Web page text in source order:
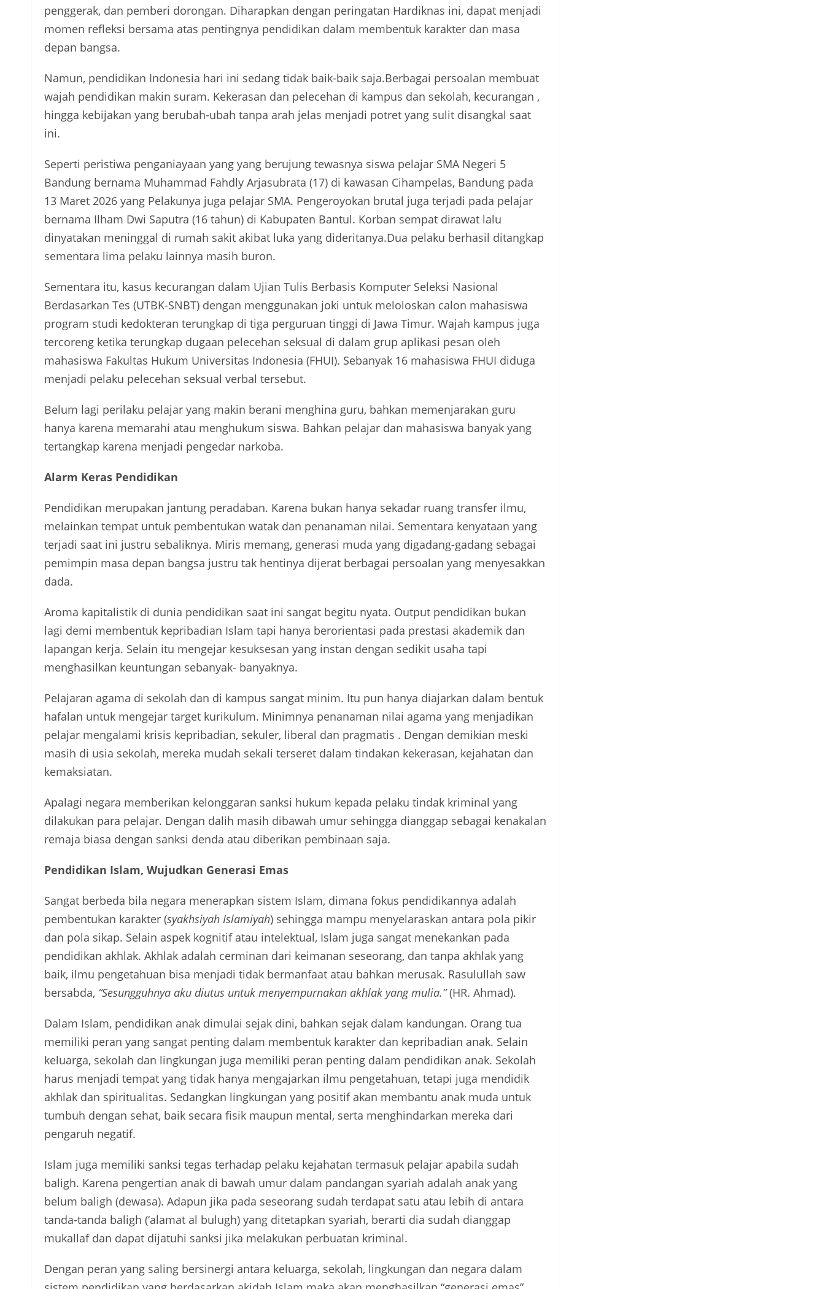
penggerak, dan pemberi dorongan. Diharapkan dengan peringatan Hardiknas ini, dapat menjadi
momen refleksi bersama atas pentingnya pendidikan dalam membentuk karakter dan masa
depan bangsa.
Namun, pendidikan Indonesia hari ini sedang tidak baik-baik saja.Berbagai persoalan membuat
wajah pendidikan makin suram. Kekerasan dan pelecehan di kampus dan sekolah, kecurangan ,
hingga kebijakan yang berubah-ubah tanpa arah jelas menjadi potret yang sulit disangkal saat
ini.
Seperti peristiwa penganiayaan yang yang berujung tewasnya siswa pelajar SMA Negeri 5
Bandung bernama Muhammad Fahdly Arjasubrata (17) di kawasan Cihampelas, Bandung pada
13 Maret 2026 yang Pelakunya juga pelajar SMA. Pengeroyokan brutal juga terjadi pada pelajar
bernama Ilham Dwi Saputra (16 tahun) di Kabupaten Bantul. Korban sempat dirawat lalu
dinyatakan meninggal di rumah sakit akibat luka yang dideritanya.Dua pelaku berhasil ditangkap
sementara lima pelaku lainnya masih buron.
Sementara itu, kasus kecurangan dalam Ujian Tulis Berbasis Komputer Seleksi Nasional
Berdasarkan Tes (UTBK-SNBT) dengan menggunakan joki untuk meloloskan calon mahasiswa
program studi kedokteran terungkap di tiga perguruan tinggi di Jawa Timur. Wajah kampus juga
tercoreng ketika terungkap dugaan pelecehan seksual di dalam grup aplikasi pesan oleh
mahasiswa Fakultas Hukum Universitas Indonesia (FHUI). Sebanyak 16 mahasiswa FHUI diduga
menjadi pelaku pelecehan seksual verbal tersebut.
Belum lagi perilaku pelajar yang makin berani menghina guru, bahkan memenjarakan guru
hanya karena memarahi atau menghukum siswa. Bahkan pelajar dan mahasiswa banyak yang
tertangkap karena menjadi pengedar narkoba.
Alarm Keras Pendidikan
Pendidikan merupakan jantung peradaban. Karena bukan hanya sekadar ruang transfer ilmu,
melainkan tempat untuk pembentukan watak dan penanaman nilai. Sementara kenyataan yang
terjadi saat ini justru sebaliknya. Miris memang, generasi muda yang digadang-gadang sebagai
pemimpin masa depan bangsa justru tak hentinya dijerat berbagai persoalan yang menyesakkan
dada.
Aroma kapitalistik di dunia pendidikan saat ini sangat begitu nyata. Output pendidikan bukan
lagi demi membentuk kepribadian Islam tapi hanya berorientasi pada prestasi akademik dan
lapangan kerja. Selain itu mengejar kesuksesan yang instan dengan sedikit usaha tapi
menghasilkan keuntungan sebanyak- banyaknya.
Pelajaran agama di sekolah dan di kampus sangat minim. Itu pun hanya diajarkan dalam bentuk
hafalan untuk mengejar target kurikulum. Minimnya penanaman nilai agama yang menjadikan
pelajar mengalami krisis kepribadian, sekuler, liberal dan pragmatis . Dengan demikian meski
masih di usia sekolah, mereka mudah sekali terseret dalam tindakan kekerasan, kejahatan dan
kemaksiatan.
Apalagi negara memberikan kelonggaran sanksi hukum kepada pelaku tindak kriminal yang
dilakukan para pelajar. Dengan dalih masih dibawah umur sehingga dianggap sebagai kenakalan
remaja biasa dengan sanksi denda atau diberikan pembinaan saja.
Pendidikan Islam, Wujudkan Generasi Emas
Sangat berbeda bila negara menerapkan sistem Islam, dimana fokus pendidikannya adalah
pembentukan karakter (syakhsiyah Islamiyah) sehingga mampu menyelaraskan antara pola pikir
dan pola sikap. Selain aspek kognitif atau intelektual, Islam juga sangat menekankan pada
pendidikan akhlak. Akhlak adalah cerminan dari keimanan seseorang, dan tanpa akhlak yang
baik, ilmu pengetahuan bisa menjadi tidak bermanfaat atau bahkan merusak. Rasulullah saw
bersabda, “Sesungguhnya aku diutus untuk menyempurnakan akhlak yang mulia.”(HR. Ahmad).
Dalam Islam, pendidikan anak dimulai sejak dini, bahkan sejak dalam kandungan. Orang tua
memiliki peran yang sangat penting dalam membentuk karakter dan kepribadian anak. Selain
keluarga, sekolah dan lingkungan juga memiliki peran penting dalam pendidikan anak. Sekolah
harus menjadi tempat yang tidak hanya mengajarkan ilmu pengetahuan, tetapi juga mendidik
akhlak dan spiritualitas. Sedangkan lingkungan yang positif akan membantu anak muda untuk
tumbuh dengan sehat, baik secara fisik maupun mental, serta menghindarkan mereka dari
pengaruh negatif.
Islam juga memiliki sanksi tegas terhadap pelaku kejahatan termasuk pelajar apabila sudah
baligh. Karena pengertian anak di bawah umur dalam pandangan syariah adalah anak yang
belum baligh (dewasa). Adapun jika pada seseorang sudah terdapat satu atau lebih di antara
tanda-tanda baligh (‘alamat al bulugh) yang ditetapkan syariah, berarti dia sudah dianggap
mukallaf dan dapat dijatuhi sanksi jika melakukan perbuatan kriminal.
Dengan peran yang saling bersinergi antara keluarga, sekolah, lingkungan dan negara dalam